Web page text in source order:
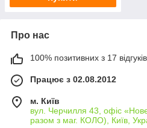
Про нас
100% позитивних з 17
Працює з 02.08.2012
м. Київ
вул. Черчилля 43, офіс
разом з маг. КОЛО), Київ,